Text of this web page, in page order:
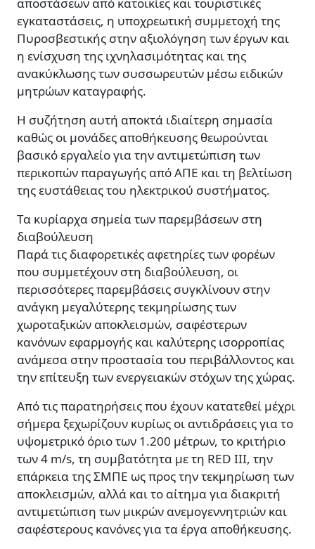
αποστάσεων από κατοικίες και τουριστικές
εγκαταστάσεις, η υποχρεωτική συμμετοχή της
Πυροσβεστικής στην αξιολόγηση των έργων και
η ενίσχυση της ιχνηλασιμότητας και της
ανακύκλωσης των συσσωρευτών μέσω ειδικών
μητρώων καταγραφής.
Η συζήτηση αυτή αποκτά ιδιαίτερη σημασία
καθώς οι μονάδες αποθήκευσης θεωρούνται
βασικό εργαλείο για την αντιμετώπιση των
περικοπών παραγωγής από ΑΠΕ και τη βελτίωση
της ευστάθειας του ηλεκτρικού συστήματος.
Τα κυρίαρχα σημεία των παρεμβάσεων στη
διαβούλευση
Παρά τις διαφορετικές αφετηρίες των φορέων
που συμμετέχουν στη διαβούλευση, οι
περισσότερες παρεμβάσεις συγκλίνουν στην
ανάγκη μεγαλύτερης τεκμηρίωσης των
χωροταξικών αποκλεισμών, σαφέστερων
κανόνων εφαρμογής και καλύτερης ισορροπίας
ανάμεσα στην προστασία του περιβάλλοντος και
την επίτευξη των ενεργειακών στόχων της χώρας.
Από τις παρατηρήσεις που έχουν κατατεθεί μέχρι
σήμερα ξεχωρίζουν κυρίως οι αντιδράσεις για το
υψομετρικό όριο των 1.200 μέτρων, το κριτήριο
των 4 m/s, τη συμβατότητα με τη RED III, την
επάρκεια της ΣΜΠΕ ως προς την τεκμηρίωση των
αποκλεισμών, αλλά και το αίτημα για διακριτή
αντιμετώπιση των μικρών ανεμογεννητριών και
σαφέστερους κανόνες για τα έργα αποθήκευσης.